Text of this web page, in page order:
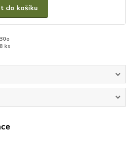
do košíku
ks